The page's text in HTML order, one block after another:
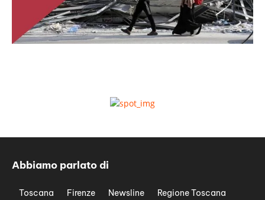
Abbiamo parlato di
Toscana Firenze Newsline
Regione Toscana